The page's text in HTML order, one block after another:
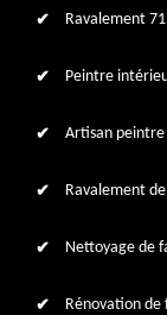
Ravalement 71
Peintre
Artisan peintre
Ravalement
Nettoyage de
Rénovation de